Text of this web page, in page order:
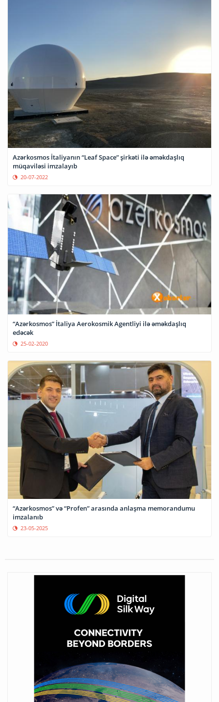
Azərkosmos İtaliyanın “Leaf Space” şirkəti ilə əməkdaşlıq
müqaviləsi imzalayıb
20-07-2022
“Azərkosmos” İtaliya Aerokosmik Agentliyi ilə əməkdaşlıq
edəcək
25-02-2020
“Azərkosmos” və “Profen” arasında anlaşma memorandumu
imzalanıb
23-05-2025